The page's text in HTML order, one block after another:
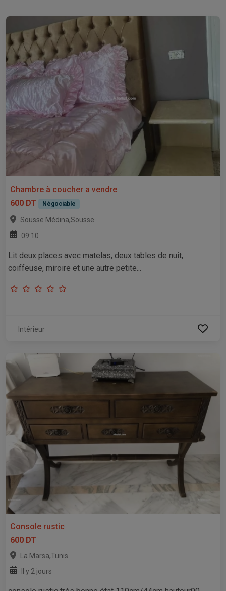
Chambre à coucher a vendre
600 DT
Négociable
Sousse Médina,Sousse
09:10
Lit deux places avec matelas, deux tables de nuit,
coiffeuse, miroire et une autre petite...
Intérieur
Console rustic
600 DT
La Marsa,Tunis
Il y 2 jours